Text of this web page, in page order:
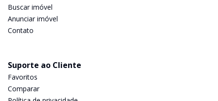
Buscar imóvel
Anunciar imóvel
Contato
Suporte ao Cliente
Favoritos
Comparar